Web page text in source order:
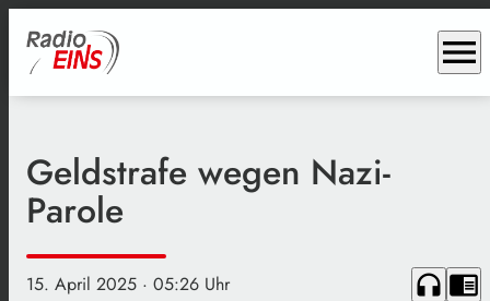
menu
Geldstrafe wegen Nazi-
Parole
15. April 2025 · 05:26 Uhr headphones chrome_reader_mode